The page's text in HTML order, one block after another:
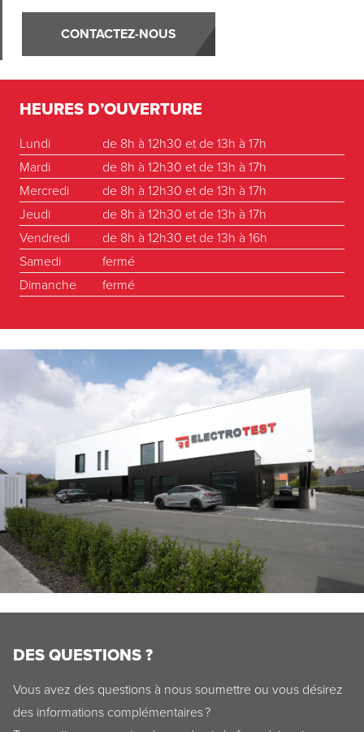
CONTACTEZ-NOUS
HEURES D’OUVERTURE
Lundi
de 8h à 12h30 et de 13h à 17h
Mardi
de 8h à 12h30 et de 13h à 17h
Mercredi
de 8h à 12h30 et de 13h à 17h
Jeudi
de 8h à 12h30 et de 13h à 17h
Vendredi
de 8h à 12h30 et de 13h à 16h
Samedi
fermé
Dimanche
fermé
DES QUESTIONS ?
Vous avez des questions à nous soumettre ou vous désirez
des informations complémentaires ?